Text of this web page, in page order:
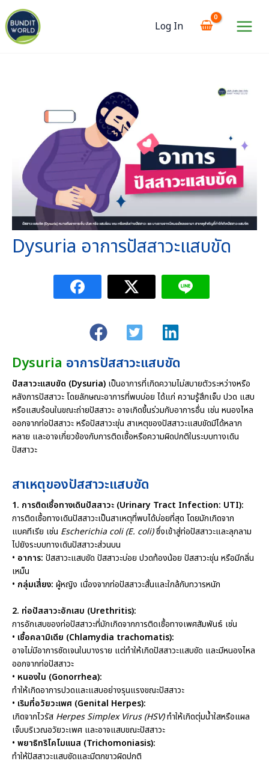
to
content
Log In
Main
Dysuria อาการปัสสาวะแสบขัด
Dysuria อาการปัสสาวะแสบขัด
ปัสสาวะแสบขัด (Dysuria) เป็นอาการที่เกิดความไม่สบายตัวระหว่างหรือ
หลังการปัสสาวะ โดยลักษณะอาการที่พบบ่อย ได้แก่ ความรู้สึกเจ็บ ปวด แสบ
หรือแสบร้อนในขณะถ่ายปัสสาวะ อาจเกิดขึ้นร่วมกับอาการอื่น เช่น หนองไหล
ออกจากท่อปัสสาวะ หรือปัสสาวะขุ่น สาเหตุของปัสสาวะแสบขัดมีได้หลาก
หลาย และอาจเกี่ยวข้องกับการติดเชื้อหรือความผิดปกติในระบบทางเดิน
ปัสสาวะ
สาเหตุของปัสสาวะแสบขัด
1. การติดเชื้อทางเดินปัสสาวะ (Urinary Tract Infection: UTI):
การติดเชื้อทางเดินปัสสาวะเป็นสาเหตุที่พบได้บ่อยที่สุด โดยมักเกิดจาก
แบคทีเรีย เช่น Escherichia coli (E. coli)ซึ่งเข้าสู่ท่อปัสสาวะและลุกลาม
ไปยังระบบทางเดินปัสสาวะส่วนบน
• อาการ: ปัสสาวะแสบขัด ปัสสาวะบ่อย ปวดท้องน้อย ปัสสาวะขุ่น หรือมีกลิ่น
เหม็น
• กลุ่มเสี่ยง: ผู้หญิง เนื่องจากท่อปัสสาวะสั้นและใกล้กับทวารหนัก
2. ท่อปัสสาวะอักเสบ (Urethritis):
การอักเสบของท่อปัสสาวะที่มักเกิดจากการติดเชื้อทางเพศสัมพันธ์ เช่น
• เชื้อคลามิเดีย (Chlamydia trachomatis):
อาจไม่มีอาการชัดเจนในบางราย แต่ทำให้เกิดปัสสาวะแสบขัด และมีหนองไหล
ออกจากท่อปัสสาวะ
• หนองใน (Gonorrhea):
ทำให้เกิดอาการปวดและแสบอย่างรุนแรงขณะปัสสาวะ
• เริมที่อวัยวะเพศ (Genital Herpes):
เกิดจากไวรัส Herpes Simplex Virus (HSV)ทำให้เกิดตุ่มน้ำใสหรือแผล
เจ็บบริเวณอวัยวะเพศ และอาจแสบขณะปัสสาวะ
• พยาธิทริโคโมแนส (Trichomoniasis):
ทำให้ปัสสาวะแสบขัดและมีตกขาวผิดปกติ